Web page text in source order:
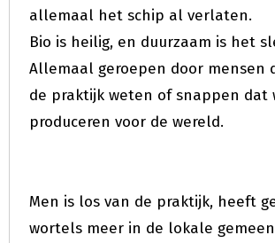
allemaal het schip al verlaten.
Bio is heilig, en duurzaam is het
Allemaal geroepen door mensen
de praktijk weten of snappen dat
produceren voor de wereld.
Men is los van de praktijk, heeft
wortels meer in de lokale